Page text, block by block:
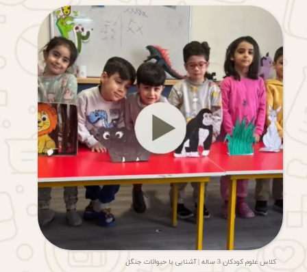
کلاس علوم کودکان 3 ساله | آشنایی با حیوانات جنگل